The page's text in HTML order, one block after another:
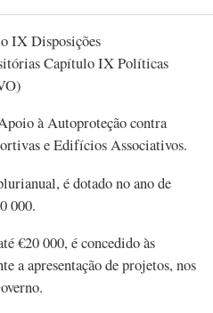
IX Disposições
Capítulo IX Políticas
à Autoproteção contra
e Edifícios Associativos.
é dotado no ano de
000.
€20 000, é concedido às
a apresentação de projetos, nos